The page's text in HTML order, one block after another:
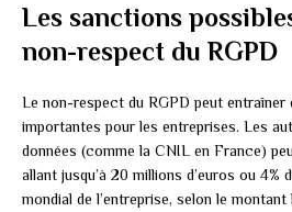
Les sanctions
non-respect du RGPD
Le non-respect du RGPD peut
importantes pour les entreprises. Les
données (comme la CNIL en France)
allant jusqu’à 20 millions d’euros ou 4%
mondial de l’entreprise, selon le montant